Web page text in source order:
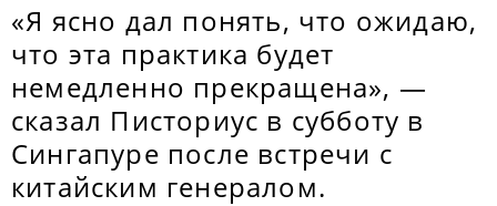
«Я ясно дал понять, что ожидаю,
что эта практика будет
немедленно прекращена», —
сказал Писториус в субботу в
Сингапуре после встречи с
китайским генералом.